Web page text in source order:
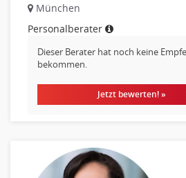
München
Personalberater
Dieser Berater hat noch keine
bekommen.
Jetzt bewerten! »